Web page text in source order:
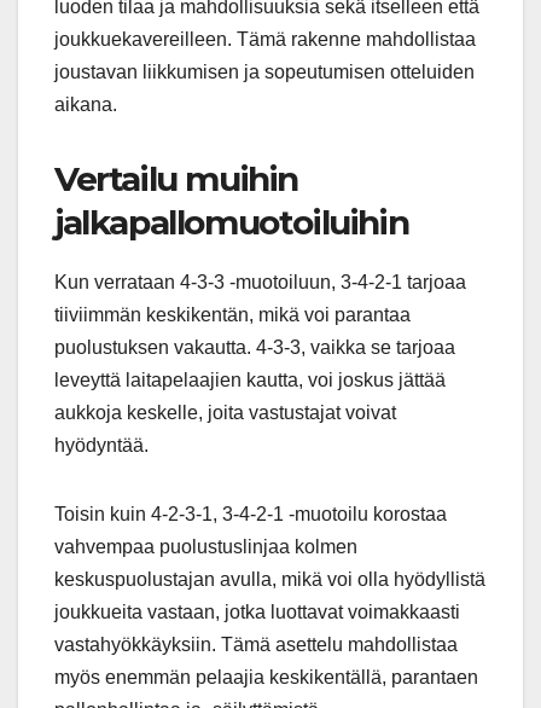
luoden tilaa ja mahdollisuuksia sekä itselleen että
joukkuekavereilleen. Tämä rakenne mahdollistaa
joustavan liikkumisen ja sopeutumisen otteluiden
aikana.
Vertailu muihin
jalkapallomuotoiluihin
Kun verrataan 4-3-3 -muotoiluun, 3-4-2-1 tarjoaa
tiiviimmän keskikentän, mikä voi parantaa
puolustuksen vakautta. 4-3-3, vaikka se tarjoaa
leveyttä laitapelaajien kautta, voi joskus jättää
aukkoja keskelle, joita vastustajat voivat
hyödyntää.
Toisin kuin 4-2-3-1, 3-4-2-1 -muotoilu korostaa
vahvempaa puolustuslinjaa kolmen
keskuspuolustajan avulla, mikä voi olla hyödyllistä
joukkueita vastaan, jotka luottavat voimakkaasti
vastahyökkäyksiin. Tämä asettelu mahdollistaa
myös enemmän pelaajia keskikentällä, parantaen